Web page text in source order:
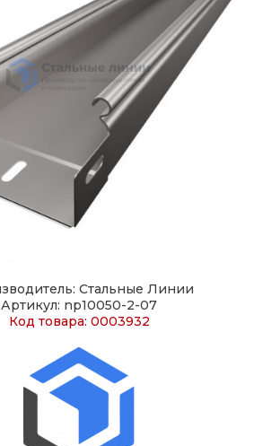
Стальные Линии
Артикул: np10050-2-07
Код товара: 0003932